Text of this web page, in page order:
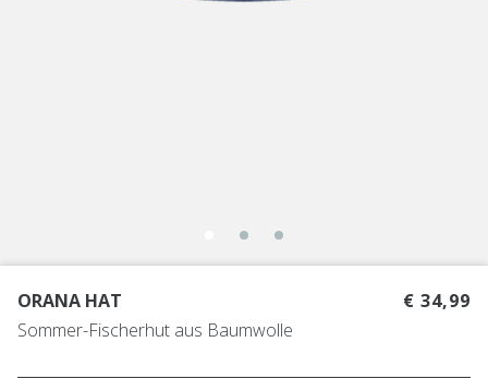
ORANA HAT
Sommer-Fischerhut aus Baumwolle
€ 34,99